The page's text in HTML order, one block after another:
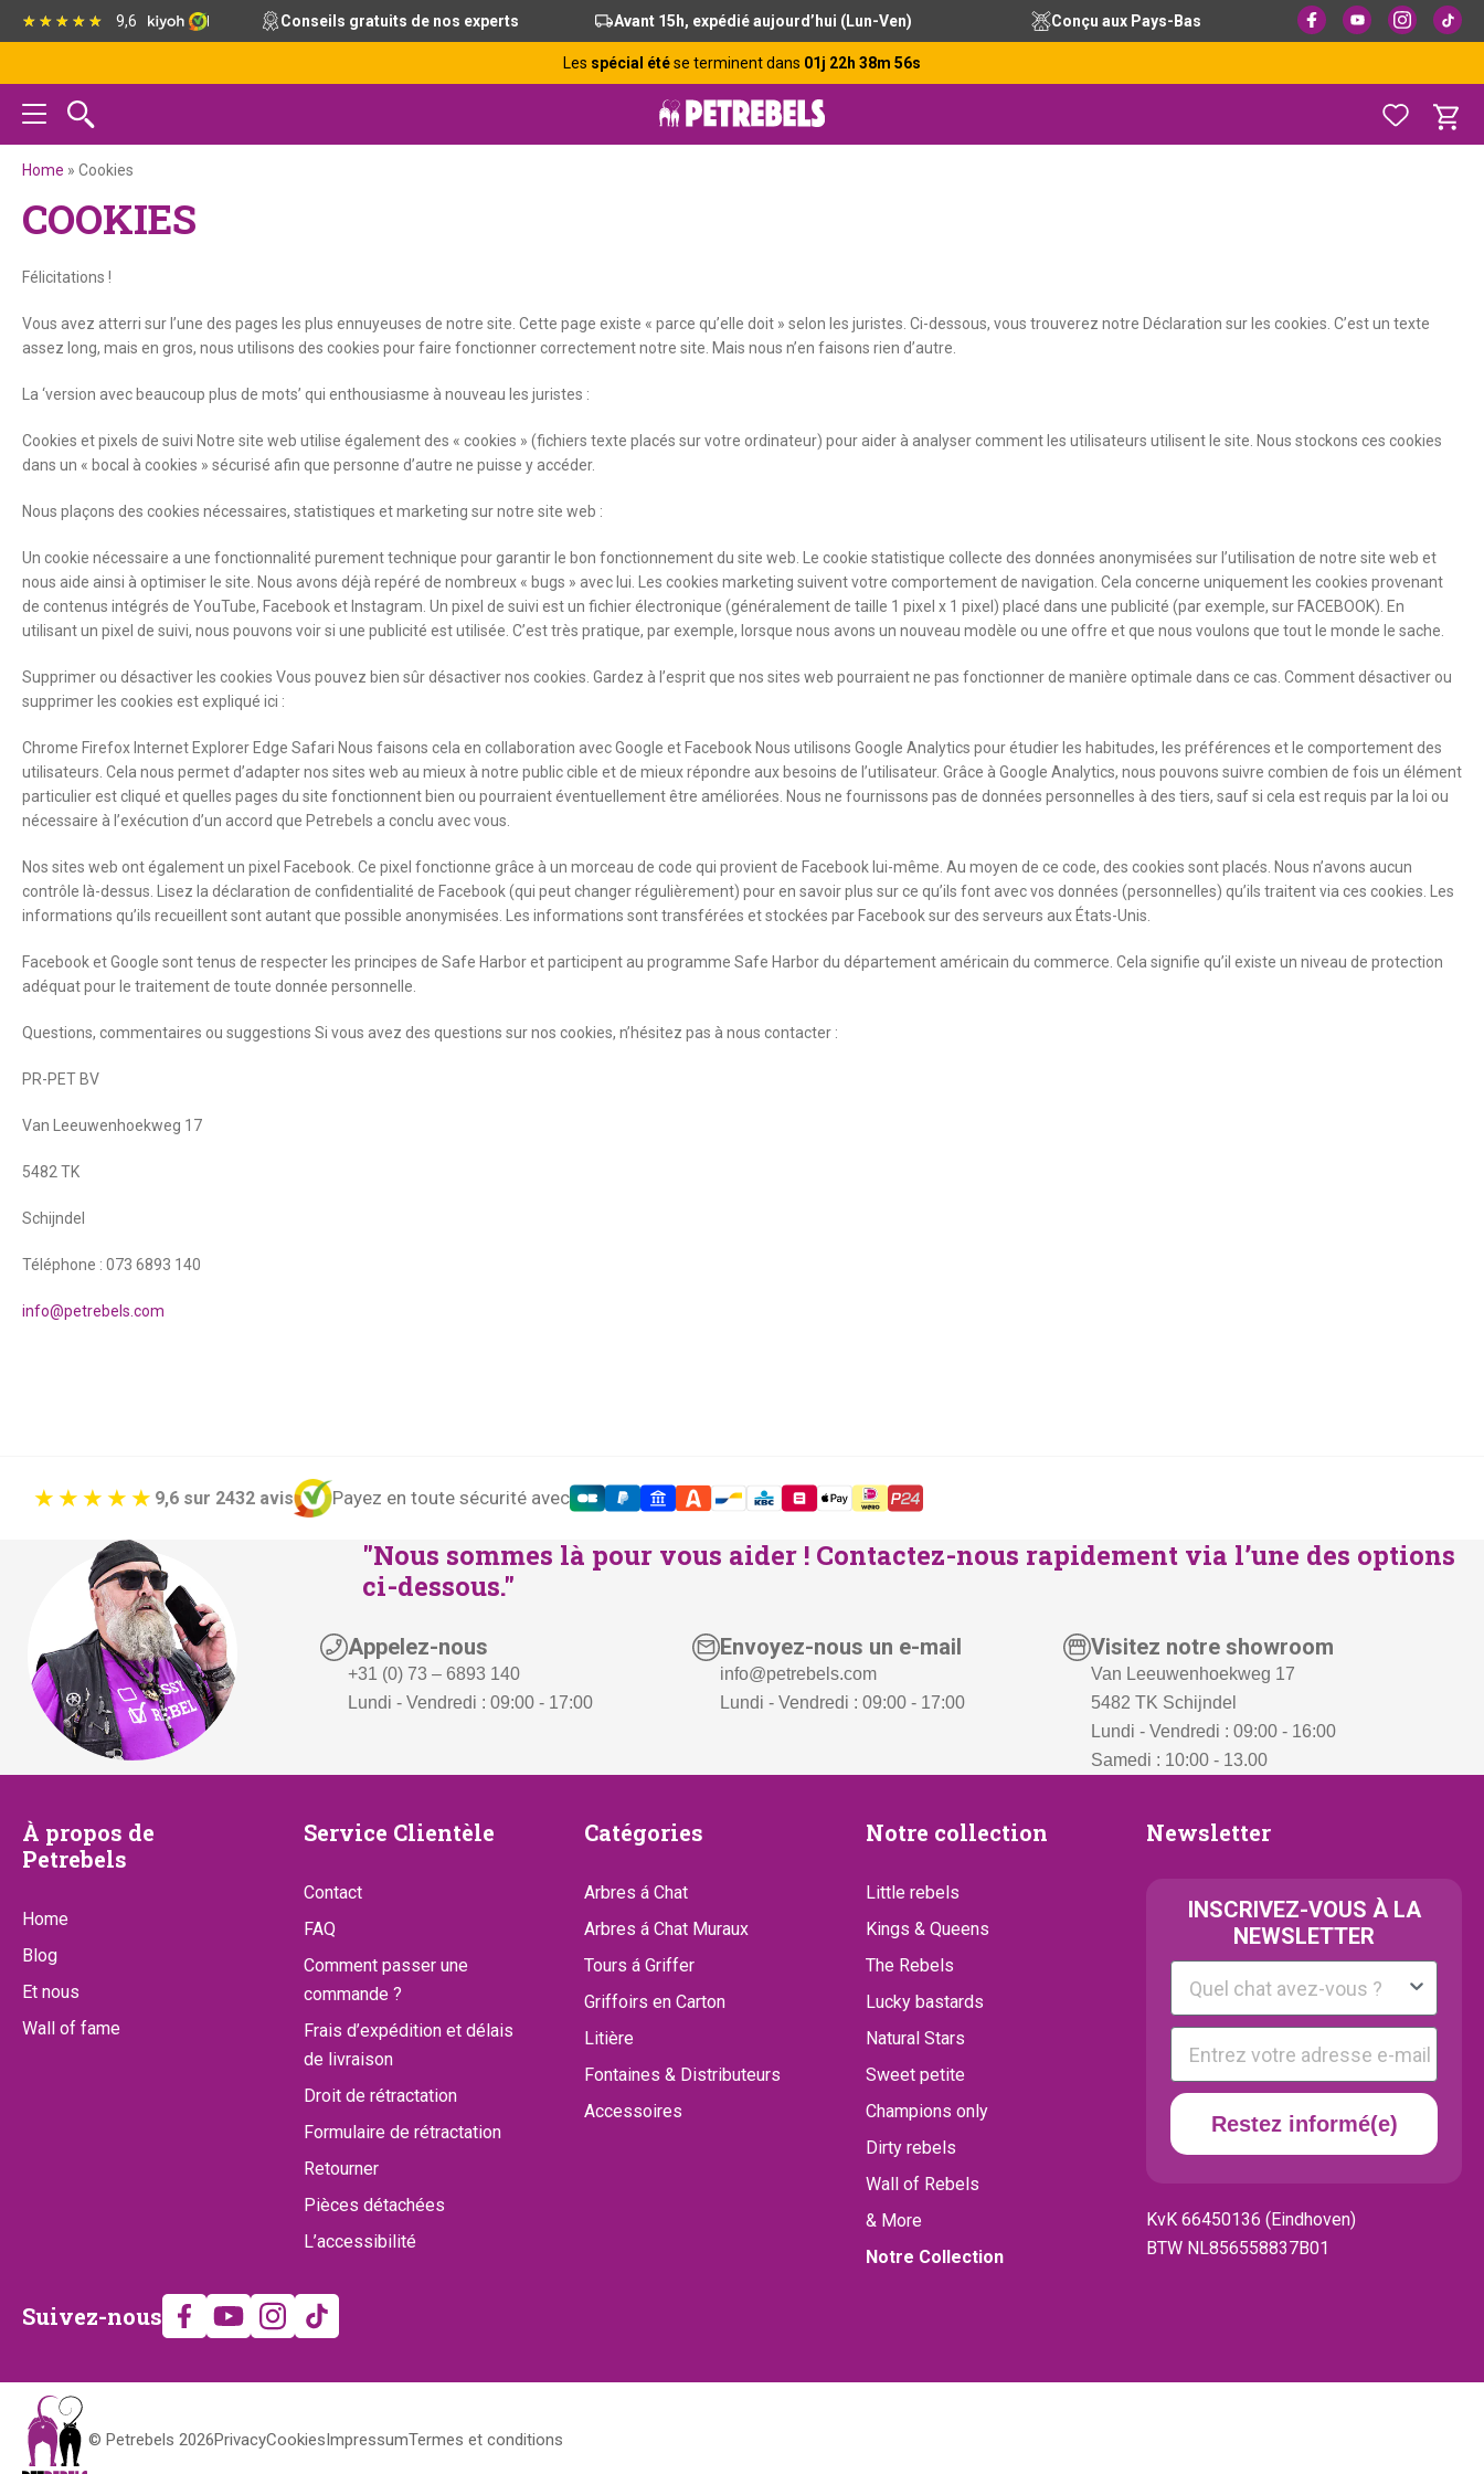
Passer
navigation
principale
Passer
principal
Passer
de
page
9,6 Conseils gratuits de nos experts Avant 15h, expédié aujourd’hui (Lun-Ven) Conçu aux Pays-Bas
Les spécial étése terminent dans 01j 22h 38m 56s
Home » Cookies
COOKIES
Félicitations !
Vous avez atterri sur l’une des pages les plus ennuyeuses de notre site. Cette page existe « parce qu’elle doit » selon les juristes. Ci-dessous, vous trouverez notre Déclaration sur les cookies. C’est un texte
assez long, mais en gros, nous utilisons des cookies pour faire fonctionner correctement notre site. Mais nous n’en faisons rien d’autre.
La ‘version avec beaucoup plus de mots’ qui enthousiasme à nouveau les juristes :
Cookies et pixels de suivi Notre site web utilise également des « cookies » (fichiers texte placés sur votre ordinateur) pour aider à analyser comment les utilisateurs utilisent le site. Nous stockons ces cookies
dans un « bocal à cookies » sécurisé afin que personne d’autre ne puisse y accéder.
Nous plaçons des cookies nécessaires, statistiques et marketing sur notre site web :
Un cookie nécessaire a une fonctionnalité purement technique pour garantir le bon fonctionnement du site web. Le cookie statistique collecte des données anonymisées sur l’utilisation de notre site web et
nous aide ainsi à optimiser le site. Nous avons déjà repéré de nombreux « bugs » avec lui. Les cookies marketing suivent votre comportement de navigation. Cela concerne uniquement les cookies provenant
de contenus intégrés de YouTube, Facebook et Instagram. Un pixel de suivi est un fichier électronique (généralement de taille 1 pixel x 1 pixel) placé dans une publicité (par exemple, sur FACEBOOK). En
utilisant un pixel de suivi, nous pouvons voir si une publicité est utilisée. C’est très pratique, par exemple, lorsque nous avons un nouveau modèle ou une offre et que nous voulons que tout le monde le sache.
Supprimer ou désactiver les cookies Vous pouvez bien sûr désactiver nos cookies. Gardez à l’esprit que nos sites web pourraient ne pas fonctionner de manière optimale dans ce cas. Comment désactiver ou
supprimer les cookies est expliqué ici :
Chrome Firefox Internet Explorer Edge Safari Nous faisons cela en collaboration avec Google et Facebook Nous utilisons Google Analytics pour étudier les habitudes, les préférences et le comportement des
utilisateurs. Cela nous permet d’adapter nos sites web au mieux à notre public cible et de mieux répondre aux besoins de l’utilisateur. Grâce à Google Analytics, nous pouvons suivre combien de fois un élément
particulier est cliqué et quelles pages du site fonctionnent bien ou pourraient éventuellement être améliorées. Nous ne fournissons pas de données personnelles à des tiers, sauf si cela est requis par la loi ou
nécessaire à l’exécution d’un accord que Petrebels a conclu avec vous.
Nos sites web ont également un pixel Facebook. Ce pixel fonctionne grâce à un morceau de code qui provient de Facebook lui-même. Au moyen de ce code, des cookies sont placés. Nous n’avons aucun
contrôle là-dessus. Lisez la déclaration de confidentialité de Facebook (qui peut changer régulièrement) pour en savoir plus sur ce qu’ils font avec vos données (personnelles) qu’ils traitent via ces cookies. Les
informations qu’ils recueillent sont autant que possible anonymisées. Les informations sont transférées et stockées par Facebook sur des serveurs aux États-Unis.
Facebook et Google sont tenus de respecter les principes de Safe Harbor et participent au programme Safe Harbor du département américain du commerce. Cela signifie qu’il existe un niveau de protection
adéquat pour le traitement de toute donnée personnelle.
Questions, commentaires ou suggestions Si vous avez des questions sur nos cookies, n’hésitez pas à nous contacter :
PR-PET BV
Van Leeuwenhoekweg 17
5482 TK
Schijndel
Téléphone : 073 6893 140
info@petrebels.com
Payez en toute sécurité avec
9,6 sur 2432 avis
"Nous sommes là pour vous aider ! Contactez-nous rapidement via l’une des options
ci-dessous."
Appelez-nous
+31 (0) 73 – 6893 140
Lundi - Vendredi : 09:00 - 17:00
Envoyez-nous un e-mail
info@petrebels.com
Lundi - Vendredi : 09:00 - 17:00
Visitez notre showroom
Van Leeuwenhoekweg 17
5482 TK Schijndel
Lundi - Vendredi : 09:00 - 16:00
Samedi : 10:00 - 13.00
À
propos
de
Petrebels
À propos de
Petrebels
Home
Blog
Et nous
Wall of fame
Service
Clientèle
Service Clientèle
Contact
FAQ
Comment passer une
commande ?
Frais d’expédition et délais
de livraison
Droit de rétractation
Formulaire de rétractation
Retourner
Pièces détachées
L’accessibilité
Catégories
Catégories
Arbres á Chat
Arbres á Chat Muraux
Tours á Griffer
Griffoirs en Carton
Litière
Fontaines & Distributeurs
Accessoires
Notre
collection
Notre collection
Little rebels
Kings & Queens
The Rebels
Lucky bastards
Natural Stars
Sweet petite
Champions only
Dirty rebels
Wall of Rebels
& More
Notre Collection
Newsletter
Newsletter
INSCRIVEZ-VOUS À LA
NEWSLETTER
Kattenras
E-mail
Restez informé(e)
KvK 66450136 (Eindhoven)
BTW NL856558837B01
Suivez-
Suivez-nous
© Petrebels 2026Droits
PrivacyCookiesImpressumTermes et conditions